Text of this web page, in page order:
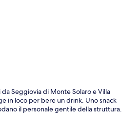
Seggiovia di Monte Solaro e Villa
in loco per bere un drink. Uno snack
il personale gentile della struttura.